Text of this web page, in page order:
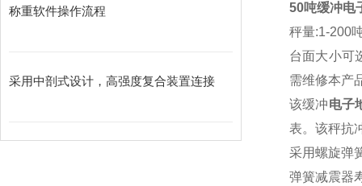
称重软件操作流程
采用中剖式设计，高强度复合装置连接
50吨缓冲电
秤量:1-200
台面大小可
需维修本产
该缓冲电子
表。该秤抗
采用螺旋弹
弹簧减震器